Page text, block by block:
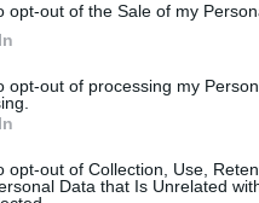
opt-out of the Sale of my
opt-out of processing my
opt-out of Collection, Use,
Data that Is Unrelated